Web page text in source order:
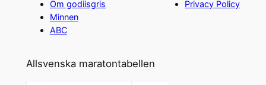
Om godiisgris
Minnen
ABC
Privacy Policy
Allsvenska maratontabellen